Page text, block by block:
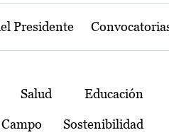
Presidente
Salud Educación
Campo Sostenibilidad